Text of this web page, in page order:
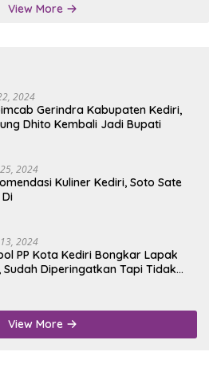
View More
2024
Gerindra Kabupaten Kediri,
Dhito Kembali Jadi Bupati
2024
Kuliner Kediri, Soto Sate
2024
PP Kota Kediri Bongkar Lapak
Sudah Diperingatkan Tapi Tidak
View More